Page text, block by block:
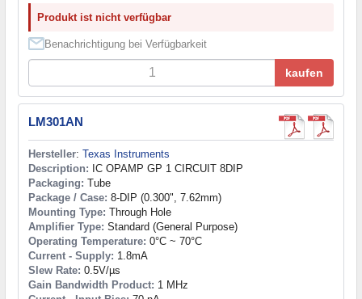
Produkt ist nicht verfügbar
Benachrichtigung bei Verfügbarkeit
kaufen
LM301AN
Hersteller: Texas Instruments
Description: IC OPAMP GP 1 CIRCUIT 8DIP
Packaging: Tube
Package / Case: 8-DIP (0.300", 7.62mm)
Mounting Type: Through Hole
Amplifier Type: Standard (General Purpose)
Operating Temperature: 0°C ~ 70°C
Current - Supply: 1.8mA
Slew Rate: 0.5V/µs
Gain Bandwidth Product: 1 MHz